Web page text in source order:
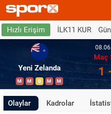
Hızlı Erişim İLK11 KUR
Yeni Zelanda
M M B M M
Maç
1
Olaylar Kadrolar